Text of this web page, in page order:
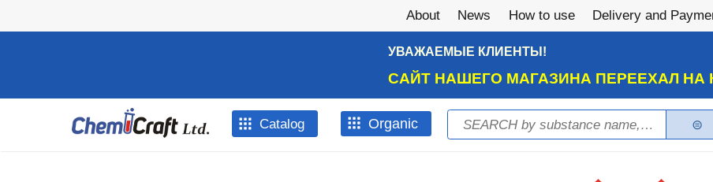
About News How to use Delivery and
УВАЖАЕМЫЕ КЛИЕНТЫ!
САЙТ НАШЕГО МАГАЗИНА ПЕРЕЕХАЛ
Catalog Оrganic Search form
Search